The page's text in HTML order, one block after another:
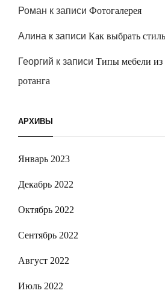
Роман к записи Фотогалерея
Алина к записи Как выбрать
Георгий к записи Типы мебели из
ротанга
АРХИВЫ
Январь 2023
Декабрь 2022
Октябрь 2022
Сентябрь 2022
Август 2022
Июль 2022